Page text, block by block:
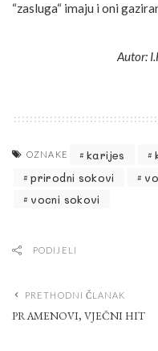
“zasluga“ imaju i oni
Autor:
OZNAKE karijes
prirodni sokovi
vocni sokovi
PODIJELI
PRETHODNI ČLANAK
PRAMENOVI, VJEČNI HIT